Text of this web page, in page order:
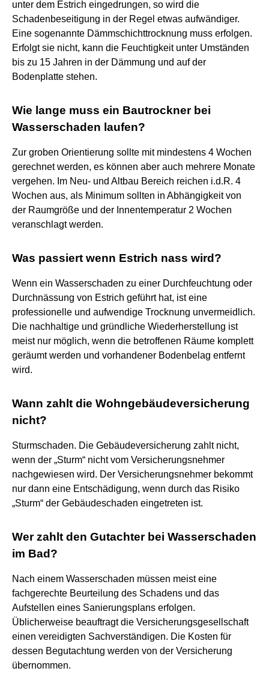
unter dem Estrich eingedrungen, so wird die
Schadenbeseitigung in der Regel etwas aufwändiger.
Eine sogenannte Dämmschichttrocknung muss erfolgen.
Erfolgt sie nicht, kann die Feuchtigkeit unter Umständen
bis zu 15 Jahren in der Dämmung und auf der
Bodenplatte stehen.
Wie lange muss ein Bautrockner bei
Wasserschaden laufen?
Zur groben Orientierung sollte mit mindestens 4 Wochen
gerechnet werden, es können aber auch mehrere Monate
vergehen. Im Neu- und Altbau Bereich reichen i.d.R. 4
Wochen aus, als Minimum sollten in Abhängigkeit von
der Raumgröße und der Innentemperatur 2 Wochen
veranschlagt werden.
Was passiert wenn Estrich nass wird?
Wenn ein Wasserschaden zu einer Durchfeuchtung oder
Durchnässung von Estrich geführt hat, ist eine
professionelle und aufwendige Trocknung unvermeidlich.
Die nachhaltige und gründliche Wiederherstellung ist
meist nur möglich, wenn die betroffenen Räume komplett
geräumt werden und vorhandener Bodenbelag entfernt
wird.
Wann zahlt die Wohngebäudeversicherung
nicht?
Sturmschaden. Die Gebäudeversicherung zahlt nicht,
wenn der „Sturm“ nicht vom Versicherungsnehmer
nachgewiesen wird. Der Versicherungsnehmer bekommt
nur dann eine Entschädigung, wenn durch das Risiko
„Sturm“ der Gebäudeschaden eingetreten ist.
Wer zahlt den Gutachter bei Wasserschaden
im Bad?
Nach einem Wasserschaden müssen meist eine
fachgerechte Beurteilung des Schadens und das
Aufstellen eines Sanierungsplans erfolgen.
Üblicherweise beauftragt die Versicherungsgesellschaft
einen vereidigten Sachverständigen. Die Kosten für
dessen Begutachtung werden von der Versicherung
übernommen.